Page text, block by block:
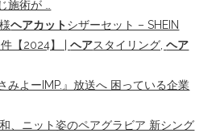
施術が …
ヘアカットシザーセット – SHEIN
件【2024】 |ヘアスタイリング,ヘア
みよーIMP.』放送へ 困っている企業
、ニット姿のペアグラビア 新シング